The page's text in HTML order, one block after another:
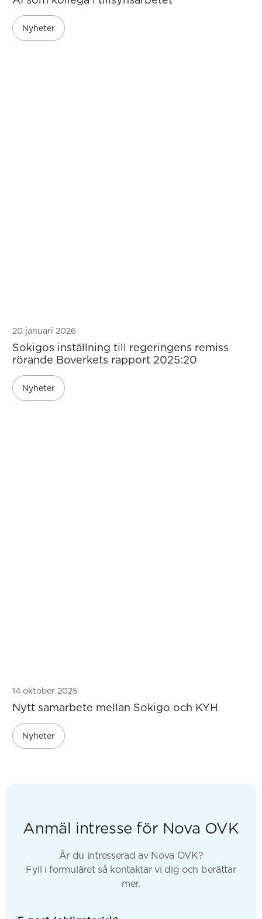
Nyheter
20 januari 2026
Sokigos inställning till regeringens remiss
rörande Boverkets rapport 2025:20
Nyheter
14 oktober 2025
Nytt samarbete mellan Sokigo och KYH
Nyheter
Anmäl intresse för Nova OVK
Är du intresserad av Nova OVK?
Fyll i formuläret så kontaktar vi dig och berättar
mer.